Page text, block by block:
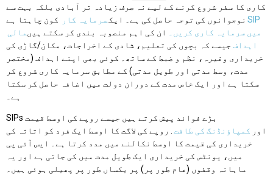
کاری کا سفر شروع کرنے کے لیے نہ صرف زیادہ تر آبادی بلکہ بہت سے
نوجوانوں کی توجہ حاصل کی ہے۔ ایک سرمایہ کار کون چاہتا ہے
SIP
میں سرمایہ کاری کریں۔
ان کی اہم منصوبہ بندی کر سکتے ہیںمالی
اہداف جیسے کہ بچوں کی تعلیم، شادی کے اخراجات، مکان/گاڑی کی
خریداری وغیرہ، نظم و ضبط کے ساتھ۔ کوئی بھی اپنے اہداف (مختصر
مدت، وسط مدتی اور طویل مدتی) کے مطابق سرمایہ کاری شروع کر
سکتا ہے اور ایک خاص مدت کے دوران دولت میں اضافہ حاصل کر سکتا
ہے۔
SIPs بڑے فوائد پیش کرتے ہیں جیسے روپے کی اوسط قیمت
اور کمپاؤنڈنگ کی طاقت
. روپے کی لاگت کا اوسط ایک فرد کو اثاثہ کی
خریداری کی قیمت کا اوسط نکالنے میں مدد کرتا ہے۔ ایس آئی پی
میں، یونٹس کی خریداری ایک طویل مدت میں کی جاتی ہے اور یہ
ماہانہ وقفوں (عام طور پر) پر یکساں طور پر پھیلی ہوئی ہیں۔